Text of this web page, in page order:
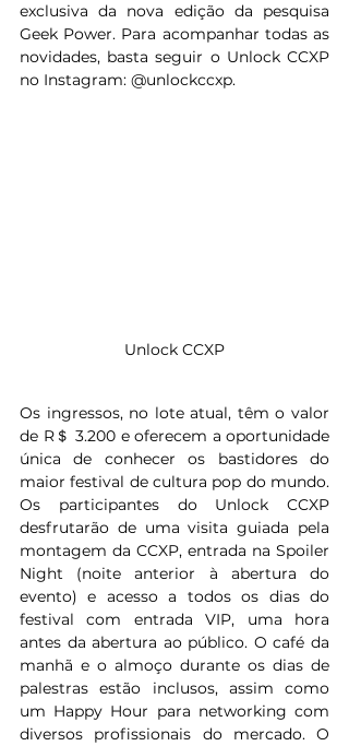
exclusiva da nova edição da pesquisa
Geek Power. Para acompanhar todas as
novidades, basta seguir o Unlock CCXP
no Instagram: @unlockccxp.
Unlock CCXP
Os ingressos, no lote atual, têm o valor
de R＄ 3.200 e oferecem a oportunidade
única de conhecer os bastidores do
maior festival de cultura pop do mundo.
Os participantes do Unlock CCXP
desfrutarão de uma visita guiada pela
montagem da CCXP, entrada na Spoiler
Night (noite anterior à abertura do
evento) e acesso a todos os dias do
festival com entrada VIP, uma hora
antes da abertura ao público. O café da
manhã e o almoço durante os dias de
palestras estão inclusos, assim como
um Happy Hour para networking com
diversos profissionais do mercado. O